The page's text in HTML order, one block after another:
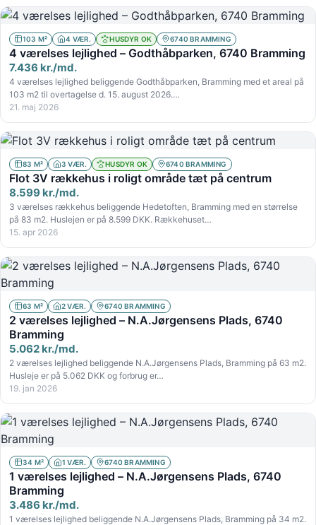
103 M² 4 VÆR. HUSDYR OK 6740 BRAMMING
4 værelses lejlighed – Godthåbparken, 6740 Bramming
7.436 kr./md.
4 værelses lejlighed beliggende Godthåbparken, Bramming med et areal på
103 m2 til overtagelse d. 15. august 2026.…
21. maj 2026
83 M² 3 VÆR. HUSDYR OK 6740 BRAMMING
Flot 3V rækkehus i roligt område tæt på centrum
8.599 kr./md.
3 værelses rækkehus beliggende Hedetoften, Bramming med en størrelse
på 83 m2. Huslejen er på 8.599 DKK. Rækkehuset…
15. apr 2026
63 M² 2 VÆR. 6740 BRAMMING
2 værelses lejlighed – N.A.Jørgensens Plads, 6740
Bramming
5.062 kr./md.
2 værelses lejlighed beliggende N.A.Jørgensens Plads, Bramming på 63 m2.
Husleje er på 5.062 DKK og forbrug er…
19. jan 2026
34 M² 1 VÆR. 6740 BRAMMING
1 værelses lejlighed – N.A.Jørgensens Plads, 6740
Bramming
3.486 kr./md.
1 værelses lejlighed beliggende N.A.Jørgensens Plads, Bramming på 34 m2.